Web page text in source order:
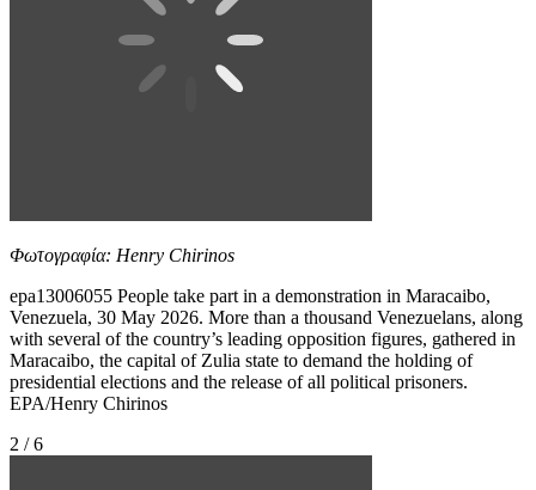
Φωτογραφία: Henry Chirinos
epa13006055 People take part in a demonstration in Maracaibo,
Venezuela, 30 May 2026. More than a thousand Venezuelans, along
with several of the country’s leading opposition figures, gathered in
Maracaibo, the capital of Zulia state to demand the holding of
presidential elections and the release of all political prisoners.
EPA/Henry Chirinos
2 / 6